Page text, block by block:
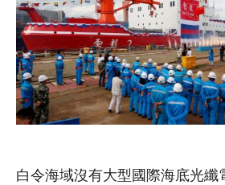
白令海域沒有大型國際海底光纖